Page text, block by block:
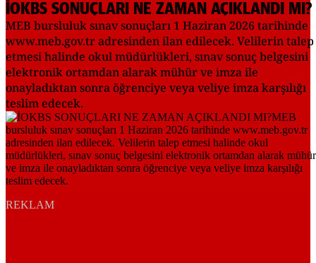
İOKBS SONUÇLARI NE ZAMAN AÇIKLANDI MI?
MEB bursluluk sınav sonuçları 1 Haziran 2026 tarihinde
www.meb.gov.tr adresinden ilan edilecek. Velilerin talep
etmesi halinde okul müdürlükleri, sınav sonuç belgesini
elektronik ortamdan alarak mühür ve imza ile
onayladıktan sonra öğrenciye veya veliye imza karşılığı
teslim edecek.
REKLAM